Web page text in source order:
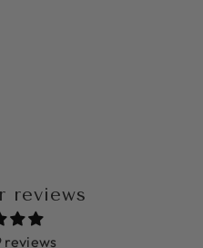
reviews
reviews